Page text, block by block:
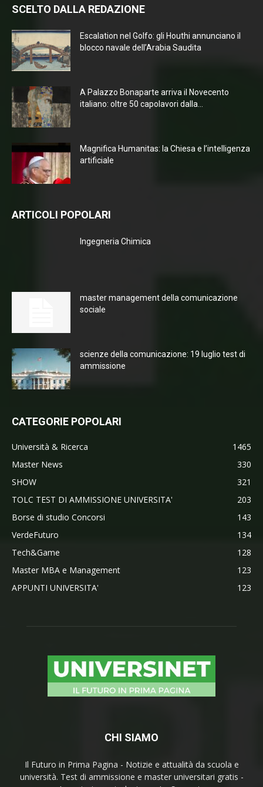
SCELTO DALLA REDAZIONE
Escalation nel Golfo: gli Houthi annunciano il
blocco navale dell’Arabia Saudita
A Palazzo Bonaparte arriva il Novecento
italiano: oltre 50 capolavori dalla...
Magnifica Humanitas: la Chiesa e l’intelligenza
artificiale
ARTICOLI POPOLARI
Ingegneria Chimica
master management della comunicazione
sociale
scienze della comunicazione: 19 luglio test di
ammissione
CATEGORIE POPOLARI
Università & Ricerca
1465
Master News
330
SHOW
321
TOLC TEST DI AMMISSIONE UNIVERSITA'
203
Borse di studio Concorsi
143
VerdeFuturo
134
Tech&Game
128
Master MBA e Management
123
APPUNTI UNIVERSITA'
123
CHI SIAMO
Il Futuro in Prima Pagina - Notizie e attualità da scuola e
università. Test di ammissione e master universitari gratis -